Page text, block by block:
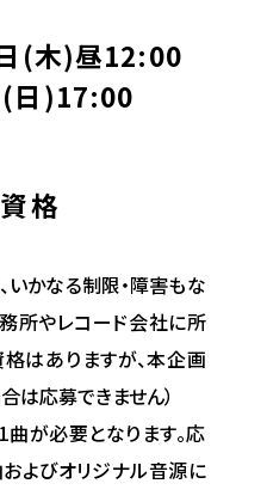
(木)昼12:00
日)17:00
格
いかなる制限・障害もな
務所やレコード会社に所
はありますが、本企画
は応募できません）
が必要となります。応
よびオリジナル音源に